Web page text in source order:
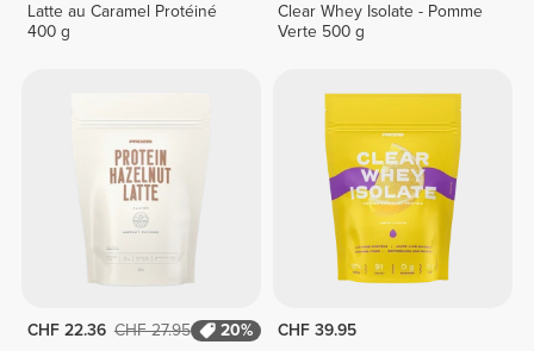
Latte au Caramel Protéiné
400 g
Clear Whey Isolate - Pomme
Verte 500 g
CHF 22.36 CHF 27.95
20%
CHF 39.95